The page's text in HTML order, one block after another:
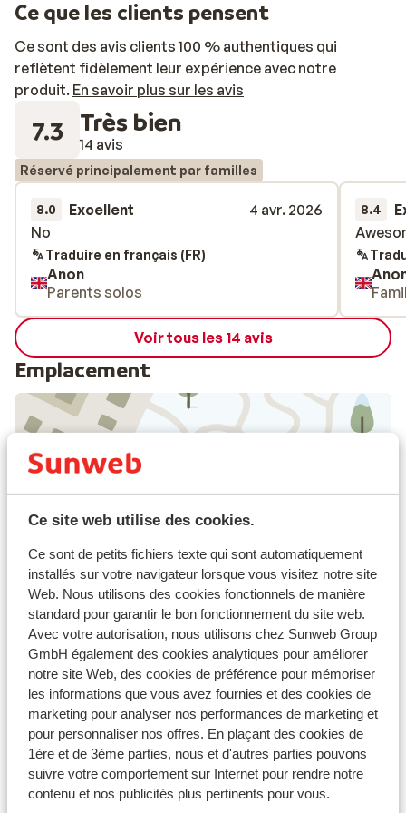
Ce site web utilise des cookies.
Ce sont de petits fichiers texte qui sont automatiquement
installés sur votre navigateur lorsque vous visitez notre site
Web. Nous utilisons des cookies fonctionnels de manière
standard pour garantir le bon fonctionnement du site web.
Avec votre autorisation, nous utilisons chez Sunweb Group
GmbH également des cookies analytiques pour améliorer
notre site Web, des cookies de préférence pour mémoriser
les informations que vous avez fournies et des cookies de
marketing pour analyser nos performances de marketing et
pour personnaliser nos offres. En plaçant des cookies de
1ère et de 3ème parties, nous et d'autres parties pouvons
suivre votre comportement sur Internet pour rendre notre
contenu et nos publicités plus pertinents pour vous.
gratuitement des chaînes françaises et internationales
Inter-Résidences, vous bénéficierez d’un emplacement
idéal à quelques mètres du cœur de Tignes! Entre vie
animée et pistes skiables idylliques, vous ne pourrez
pas vous ennuyer…Bon séjour!
Ce que les clients pensent
Ce sont des avis clients 100 % authentiques qui
reflètent fidèlement leur expérience avec notre
produit. En savoir plus sur les avis
7.3 Très bien
14 avis
Réservé principalement par familles
8.0 Excellent
4 avr. 2026
No
No
Traduire en français (FR)
Anon
Parents solos
8.4
Voir tous les 14 avis
Emplacement
À proximité
Distance du centre-ville: environ 200 mètres
Distance jusqu'aux remontées mécaniques
environ 250 mètres
Forfait, cours et matériel de ski
Forfait remontées mécaniques
Cours de ski